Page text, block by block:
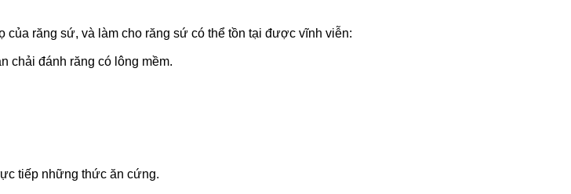
của răng sứ, và làm cho răng sứ có thể tồn tại được vĩnh viễn:
chải đánh răng có lông mềm.
tiếp những thức ăn cứng.